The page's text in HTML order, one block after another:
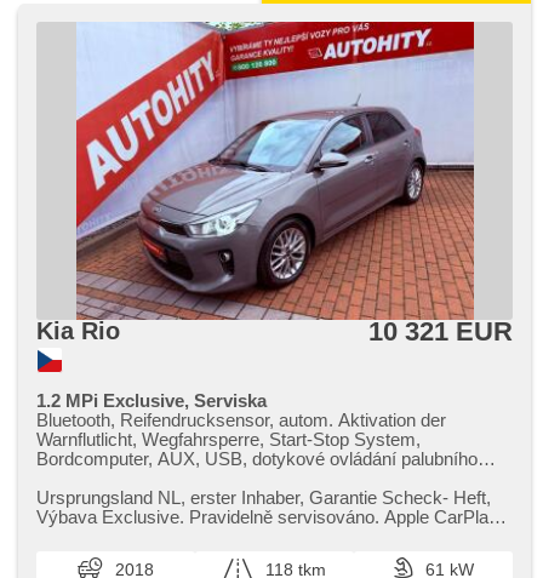
Kia Rio 10 321 EUR
1.2 MPi Exclusive, Serviska
Bluetooth, Reifendrucksensor, autom. Aktivation der
Warnflutlicht, Wegfahrsperre, Start-Stop System,
Bordcomputer, AUX, USB, dotykové ovládání palubního
Multifunktionslenkrad, beheizte Lenkrad, Lenkrad einstellbar,
höheneinstellbare Fahrersitz, höheneinstellbare Sitze,
Leuchten, Alufelgen, El. Spiegel, beheizte Spiegel, El.
Ursprungsland NL,​ erster Inhaber,​ Garantie Scheck​- Heft,​
Výbava Exclusive. Pravidelně servisováno. Apple CarPlay a
2018 118 tkm
61 kW